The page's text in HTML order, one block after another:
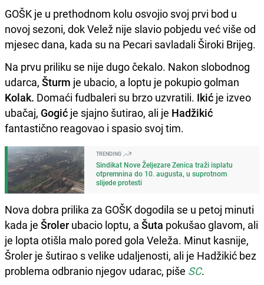
GOŠK je u prethodnom kolu osvojio svoj prvi bod u
novoj sezoni, dok Velež nije slavio pobjedu već više od
mjesec dana, kada su na Pecari savladali Široki Brijeg.
Na prvu priliku se nije dugo čekalo. Nakon slobodnog
udarca, Šturm je ubacio, a loptu je pokupio golman
Kolak. Domaći fudbaleri su brzo uzvratili. Ikić je izveo
ubačaj, Gogić je sjajno šutirao, ali je Hadžikić
fantastično reagovao i spasio svoj tim.
TRENDING
Sindikat Nove Željezare Zenica traži isplatu
otpremnina do 10. augusta, u suprotnom
slijede protesti
Nova dobra prilika za GOŠK dogodila se u petoj minuti
kada je Šroler ubacio loptu, a Šuta pokušao glavom, ali
je lopta otišla malo pored gola Veleža. Minut kasnije,
Šroler je šutirao s velike udaljenosti, ali je Hadžikić bez
problema odbranio njegov udarac, piše SC.